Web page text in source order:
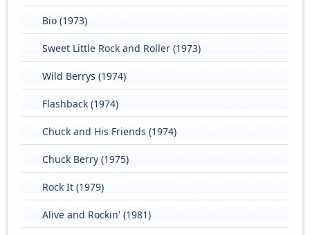
Bio (1973)
Sweet Little Rock and Roller (1973)
Wild Berrys (1974)
Flashback (1974)
Chuck and His Friends (1974)
Chuck Berry (1975)
Rock It (1979)
Alive and Rockin' (1981)